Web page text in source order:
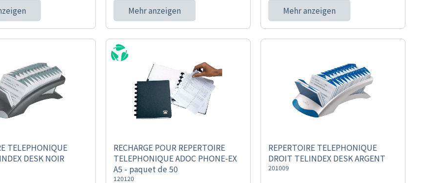
Mehr anzeigen Mehr anzeigen
TELEPHONIQUE
DESK NOIR
RECHARGE POUR REPERTOIRE
TELEPHONIQUE ADOC PHONE-EX
A5 - paquet de 50
120120
REPERTOIRE TELEPHONIQUE
DROIT TELINDEX DESK ARGENT
201009